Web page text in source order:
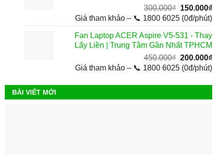
300.000₫ Giá
gốc
300.000₫.
150.000₫
Giá tham khảo – 📞 1800 6025 (0đ/phút)
Fan Laptop ACER Aspire V5-531 - Thay
Lấy Liền | Trung Tâm Gần Nhất TPHCM
450.000₫ Giá
gốc
450.000₫.
200.000₫
Giá tham khảo – 📞 1800 6025 (0đ/phút)
BÀI VIẾT MỚI